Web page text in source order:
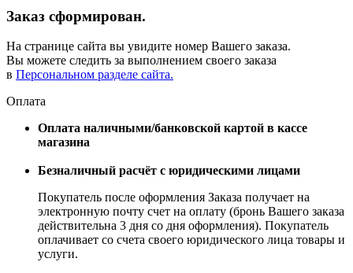
Заказ сформирован.
На странице сайта вы увидите номер Вашего заказа.
Вы можете следить за выполнением своего заказа
в Персональном разделе сайта.
Оплата
Оплата наличными/банковской картой в кассе
магазина
Безналичный расчёт с юридическими лицами
Покупатель после оформления Заказа получает на
электронную почту счет на оплату (бронь Вашего заказа
действительна 3 дня со дня оформления). Покупатель
оплачивает со счета своего юридического лица товары и
услуги.